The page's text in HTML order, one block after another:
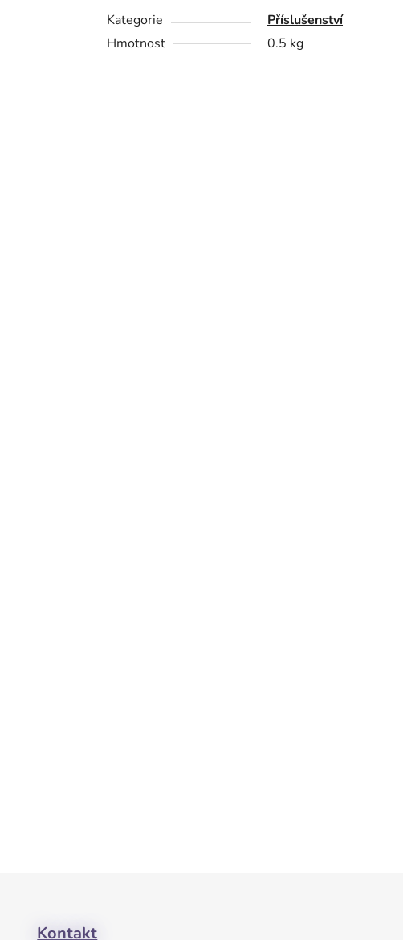
Kategorie
Příslušenství
Hmotnost
0.5 kg
Kontakt